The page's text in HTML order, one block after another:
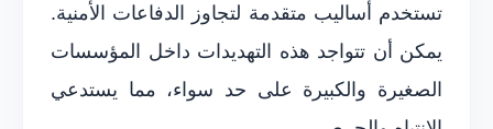
تستخدم أساليب متقدمة لتجاوز الدفاعات الأمنية.
يمكن أن تتواجد هذه التهديدات داخل المؤسسات
الصغيرة والكبيرة على حد سواء، مما يستدعي